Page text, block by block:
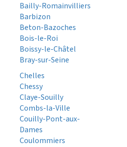
Bailly-Romainvilliers
Barbizon
Beton-Bazoches
Bois-le-Roi
Boissy-le-Châtel
Bray-sur-Seine
Chelles
Chessy
Claye-Souilly
Combs-la-Ville
Couilly-Pont-aux-
Dames
Coulommiers